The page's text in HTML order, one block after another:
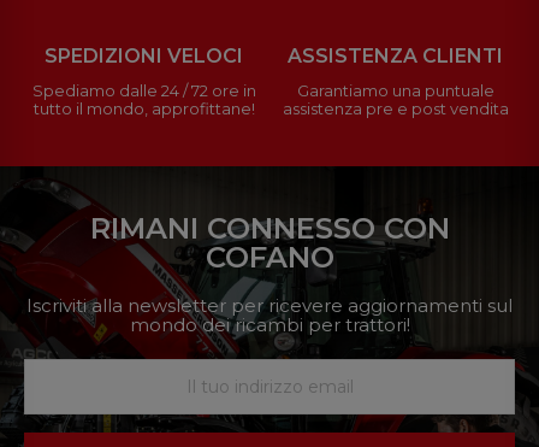
SPEDIZIONI VELOCI
Spediamo dalle 24 / 72 ore in
tutto il mondo, approfittane!
ASSISTENZA CLIENTI
Garantiamo una puntuale
assistenza pre e post vendita
RIMANI CONNESSO CON
COFANO
Iscriviti alla newsletter per ricevere aggiornamenti sul
mondo dei ricambi per trattori!